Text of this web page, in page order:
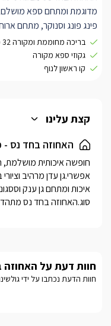
מדוגמת ומתחם ספא מושלם,
פינג פונג וסנוקר, מתחם
מפנק בו יוגשו לכם מגוון
כפרי רומנטי לבין כל
בריכה מחוממת ומקורה 32 מעלות בחורף
גקוזי ספא מקורה
קו ראשון לנוף
קצת עלינו
האחוזה בחד נס -
חוות דעת על האחוזה
חוות הדעת נכתבו על ידי